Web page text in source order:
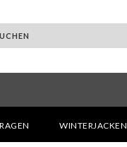
WINTERJACKEN